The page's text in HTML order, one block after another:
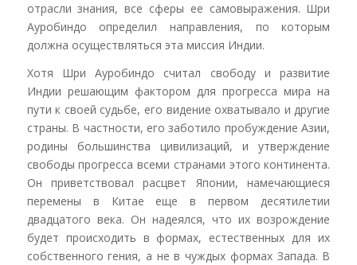
отрасли знания, все сферы ее самовыражения. Шри
Ауробиндо определил направления, по которым
должна осуществляться эта миссия Индии.
Хотя Шри Ауробиндо считал свободу и развитие
Индии решающим фактором для прогресса мира на
пути к своей судьбе, его видение охватывало и другие
страны. В частности, его заботило пробуждение Азии,
родины большинства цивилизаций, и утверждение
свободы прогресса всеми странами этого континента.
Он приветствовал расцвет Японии, намечающиеся
перемены в Китае еще в первом десятилетии
двадцатого века. Он надеялся, что их возрождение
будет происходить в формах, естественных для их
собственного гения, а не в чуждых формах Запада. В